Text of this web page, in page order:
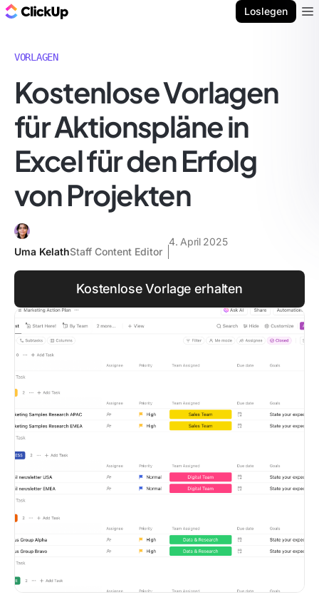
Loslegen
VORLAGEN
Kostenlose Vorlagen
für Aktionspläne in
Excel für den Erfolg
von Projekten
Uma KelathStaff Content Editor
4. April 2025
Kostenlose Vorlage erhalten